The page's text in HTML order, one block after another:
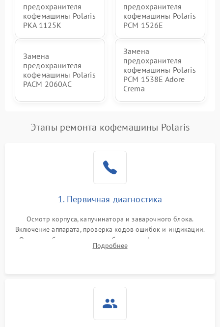
предохранителя
кофемашины Polaris
PKA 1125K
предохранителя
кофемашины Polaris
PCM 1526E
Замена
предохранителя
кофемашины Polaris
PACM 2060AC
Замена
предохранителя
кофемашины Polaris
PCM 1538E Adore
Crema
Этапы ремонта кофемашины Polaris
1. Первичная диагностика
Осмотр корпуса, капучинатора и заварочного блока.
Включение аппарата, проверка кодов ошибок и индикации.
Оценка работы помпы, термоблока и кофемолки на слух.
Измерение температуры и давления воды для выявления
Подробнее